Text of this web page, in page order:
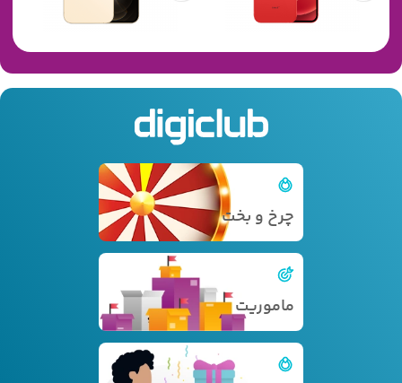
چرخ و بخت
ماموریت